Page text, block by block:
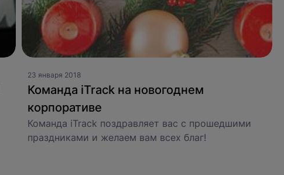
23 января 2018
Команда iTrack на новогоднем
корпоративе
Команда iTrack поздравляет вас с прошедшими
праздниками и желаем вам всех благ!